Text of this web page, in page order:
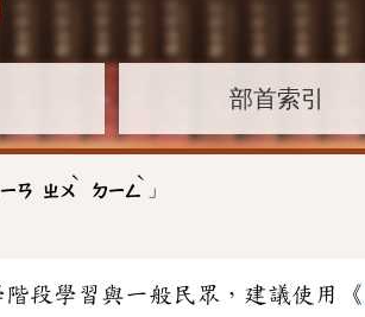
部首索引
ㄢ ㄓㄨ
ˋ
ㄉㄧㄥ
ˋ
」
階段學習與一般民眾，建議使用《